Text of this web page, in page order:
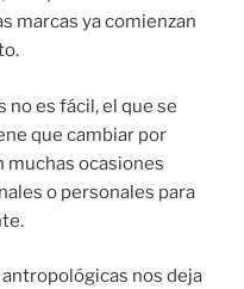
marcas ya comienzan
no es fácil, el que se
que cambiar por
muchas ocasiones
o personales para
nos deja